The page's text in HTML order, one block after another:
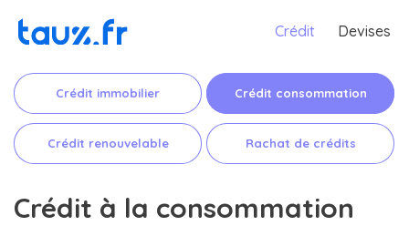
Crédit Devises
Crédit immobilier Crédit consommation
Crédit renouvelable Rachat de crédits
Crédit à la consommation